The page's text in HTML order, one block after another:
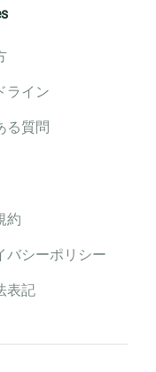
ライン
る質問
約
バシーポリシー
表記